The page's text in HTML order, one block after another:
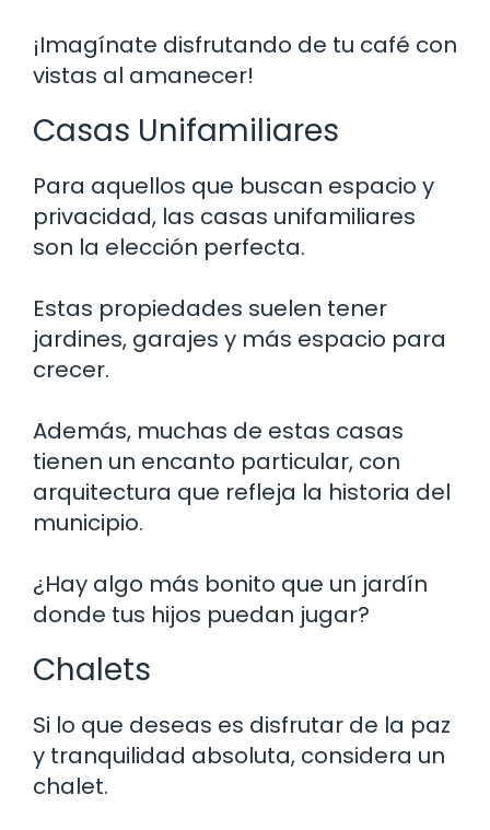
¡Imagínate disfrutando de tu café con
vistas al amanecer!
Casas Unifamiliares
Para aquellos que buscan espacio y
privacidad, las casas unifamiliares
son la elección perfecta.
Estas propiedades suelen tener
jardines, garajes y más espacio para
crecer.
Además, muchas de estas casas
tienen un encanto particular, con
arquitectura que refleja la historia del
municipio.
¿Hay algo más bonito que un jardín
donde tus hijos puedan jugar?
Chalets
Si lo que deseas es disfrutar de la paz
y tranquilidad absoluta, considera un
chalet.